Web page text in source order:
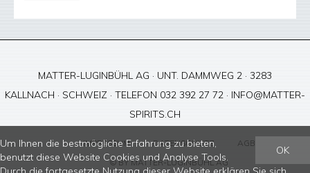
MATTER-LUGINBÜHL AG · UNT. DAMMWEG 2 · 3283
KALLNACH · SCHWEIZ · TELEFON 032 392 27 72 · INFO@MATTER-
SPIRITS.CH
IMPRESSUM DATENSCHUTZ
AGB
© BYMATTER-LUGINBÜHL AG
OK
Um Ihnen die bestmögliche Erfahrung zu bieten,
benutzt diese Website Cookies und Analyse Tools.